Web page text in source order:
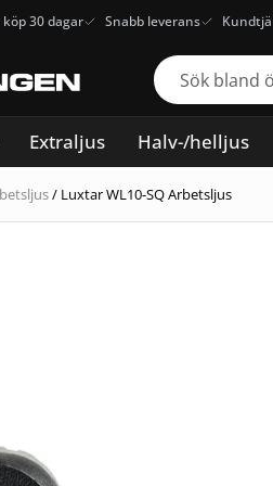
30 dagar Snabb leverans
Extraljus Halv-/helljus
/ Luxtar WL10-SQ Arbetsljus